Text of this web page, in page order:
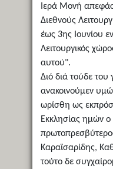
Ιερά Μονή
Διεθνούς
έως 3ης Ιουνίου
Λειτουργικός
αυτού".
Διό διά τούδε
ανακοινούμεν
ωρίσθη ως
Εκκλησίας ημών ο
Καραϊσαρίδης,
τούτο δε